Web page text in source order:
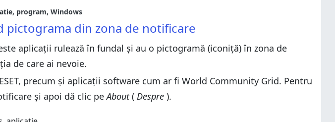
program, Windows
pictograma din zona de notificare
aplicații rulează în fundal și au o pictogramă (iconiță) în zona de
de care ai nevoie.
precum și aplicații software cum ar fi World Community Grid. Pentru
și apoi dă clic peAbout( Despre ).